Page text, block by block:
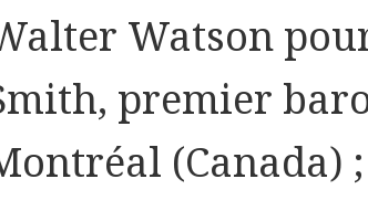
Watson
premier
(Canada)